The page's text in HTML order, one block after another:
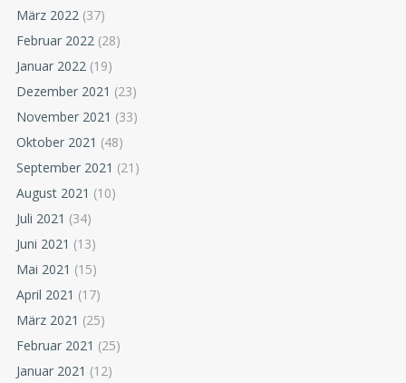
März 2022 (37)
Februar 2022 (28)
Januar 2022 (19)
Dezember 2021 (23)
November 2021 (33)
Oktober 2021 (48)
September 2021 (21)
August 2021 (10)
Juli 2021 (34)
Juni 2021 (13)
Mai 2021 (15)
April 2021 (17)
März 2021 (25)
Februar 2021 (25)
Januar 2021 (12)